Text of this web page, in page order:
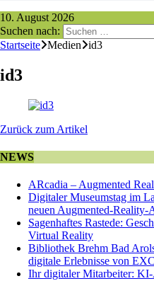
10. August 2026
Suchen nach:
Startseite Medien id3
id3
Zurück zum Artikel
NEWS
ARcadia – Augmented
Digitaler Museumstag im
neuen Augmented-Reality-
Sagenhaftes Rastede:
Virtual Reality
Bibliothek Brehm Bad
digitale Erlebnisse von
Ihr digitaler Mitarbeiter: KI-